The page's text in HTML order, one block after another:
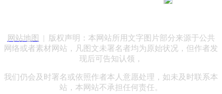
网站地图
| 版权声明：本网站所用文字图片部分来源于公共
网络或者素材网站，凡图文未署名者均为原始状况，但作者发
现后可告知认领，
我们仍会及时署名或依照作者本人意愿处理，如未及时联系本
站，本网站不承担任何责任。